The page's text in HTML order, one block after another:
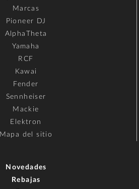
Marcas
Pioneer DJ
AlphaTheta
Yamaha
RCF
Kawai
Fender
Sennheiser
Mackie
Elektron
Mapa del sitio
Novedades
Rebajas